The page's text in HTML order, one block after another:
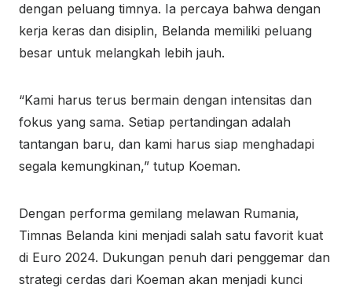
dengan peluang timnya. Ia percaya bahwa dengan
kerja keras dan disiplin, Belanda memiliki peluang
besar untuk melangkah lebih jauh.
“Kami harus terus bermain dengan intensitas dan
fokus yang sama. Setiap pertandingan adalah
tantangan baru, dan kami harus siap menghadapi
segala kemungkinan,” tutup Koeman.
Dengan performa gemilang melawan Rumania,
Timnas Belanda kini menjadi salah satu favorit kuat
di Euro 2024. Dukungan penuh dari penggemar dan
strategi cerdas dari Koeman akan menjadi kunci